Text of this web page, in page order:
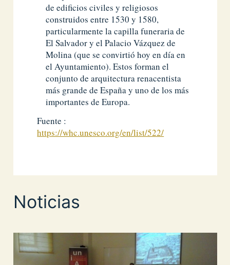
de edificios civiles y religiosos
construidos entre 1530 y 1580,
particularmente la capilla funeraria de
El Salvador y el Palacio Vázquez de
Molina (que se convirtió hoy en día en
el Ayuntamiento). Estos forman el
conjunto de arquitectura renacentista
más grande de España y uno de los más
importantes de Europa.
Fuente :
https://whc.unesco.org/en/list/522/
Noticias